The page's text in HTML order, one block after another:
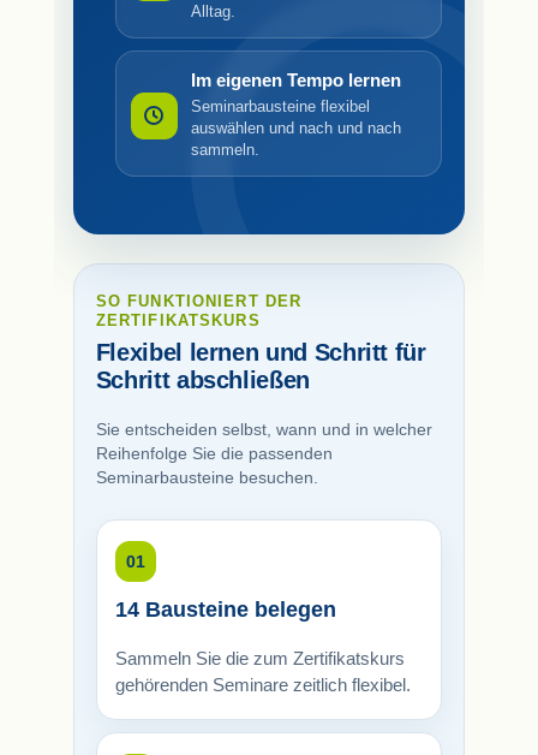
Alltag.
Im eigenen Tempo lernen
Seminarbausteine flexibel
auswählen und nach und nach
sammeln.
SO FUNKTIONIERT DER
ZERTIFIKATSKURS
Flexibel lernen und Schritt für
Schritt abschließen
Sie entscheiden selbst, wann und in welcher
Reihenfolge Sie die passenden
Seminarbausteine besuchen.
01
14 Bausteine belegen
Sammeln Sie die zum Zertifikatskurs
gehörenden Seminare zeitlich flexibel.